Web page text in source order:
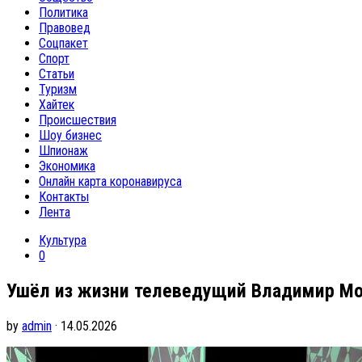
Политика
Правовед
Соцпакет
Спорт
Статьи
Туризм
Хайтек
Происшествия
Шоу бизнес
Шпионаж
Экономика
Онлайн карта коронавируса
Контакты
Лента
Культура
0
Ушёл из жизни телеведущий Владимир
by admin · 14.05.2026